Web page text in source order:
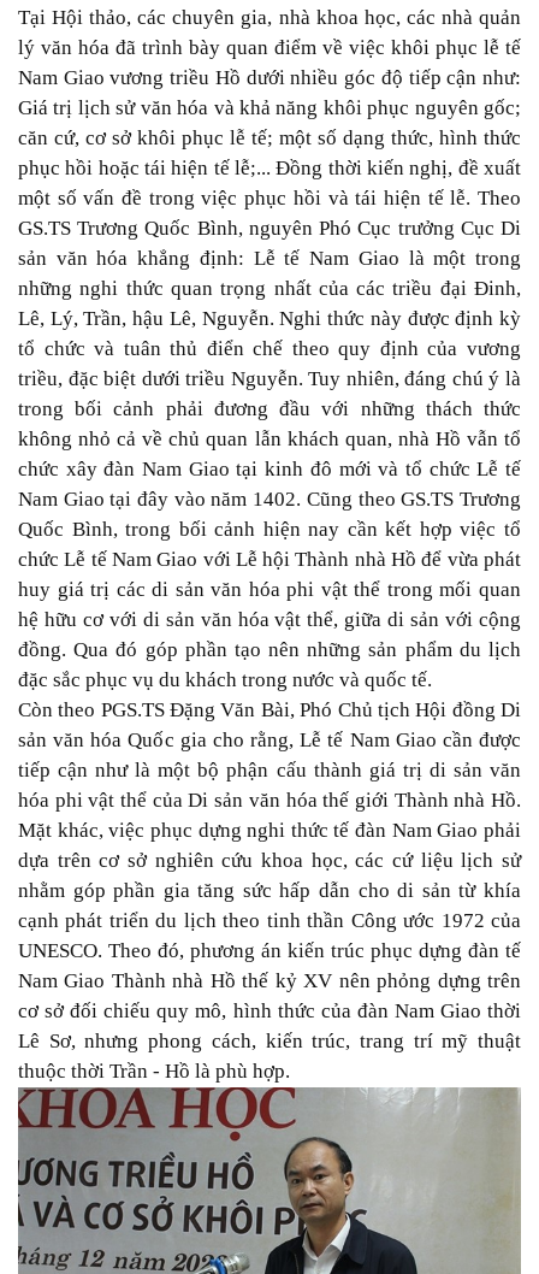
Tại Hội thảo, các chuyên gia, nhà khoa học, các nhà quản
lý văn hóa đã trình bày quan điểm về việc khôi phục lễ tế
Nam Giao vương triều Hồ dưới nhiều góc độ tiếp cận như:
Giá trị lịch sử văn hóa và khả năng khôi phục nguyên gốc;
căn cứ, cơ sở khôi phục lễ tế; một số dạng thức, hình thức
phục hồi hoặc tái hiện tế lễ;... Đồng thời kiến nghị, đề xuất
một số vấn đề trong việc phục hồi và tái hiện tế lễ. Theo
GS.TS Trương Quốc Bình, nguyên Phó Cục trưởng Cục Di
sản văn hóa khẳng định: Lễ tế Nam Giao là một trong
những nghi thức quan trọng nhất của các triều đại Đinh,
Lê, Lý, Trần, hậu Lê, Nguyễn. Nghi thức này được định kỳ
tổ chức và tuân thủ điển chế theo quy định của vương
triều, đặc biệt dưới triều Nguyễn. Tuy nhiên, đáng chú ý là
trong bối cảnh phải đương đầu với những thách thức
không nhỏ cả về chủ quan lẫn khách quan, nhà Hồ vẫn tổ
chức xây đàn Nam Giao tại kinh đô mới và tổ chức Lễ tế
Nam Giao tại đây vào năm 1402. Cũng theo GS.TS Trương
Quốc Bình, trong bối cảnh hiện nay cần kết hợp việc tổ
chức Lễ tế Nam Giao với Lễ hội Thành nhà Hồ để vừa phát
huy giá trị các di sản văn hóa phi vật thể trong mối quan
hệ hữu cơ với di sản văn hóa vật thể, giữa di sản với cộng
đồng. Qua đó góp phần tạo nên những sản phẩm du lịch
đặc sắc phục vụ du khách trong nước và quốc tế.
Còn theo PGS.TS Đặng Văn Bài, Phó Chủ tịch Hội đồng Di
sản văn hóa Quốc gia cho rằng, Lễ tế Nam Giao cần được
tiếp cận như là một bộ phận cấu thành giá trị di sản văn
hóa phi vật thể của Di sản văn hóa thế giới Thành nhà Hồ.
Mặt khác, việc phục dựng nghi thức tế đàn Nam Giao phải
dựa trên cơ sở nghiên cứu khoa học, các cứ liệu lịch sử
nhằm góp phần gia tăng sức hấp dẫn cho di sản từ khía
cạnh phát triển du lịch theo tinh thần Công ước 1972 của
UNESCO. Theo đó, phương án kiến trúc phục dựng đàn tế
Nam Giao Thành nhà Hồ thế kỷ XV nên phỏng dựng trên
cơ sở đối chiếu quy mô, hình thức của đàn Nam Giao thời
Lê Sơ, nhưng phong cách, kiến trúc, trang trí mỹ thuật
thuộc thời Trần - Hồ là phù hợp.